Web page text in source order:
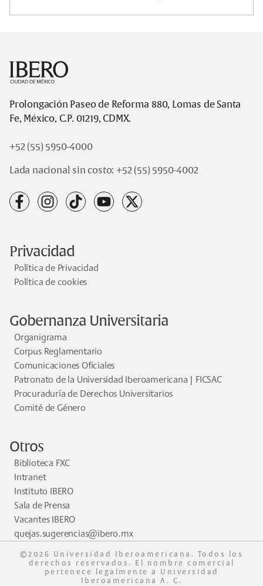
Prolongación Paseo de Reforma 880, Lomas de Santa
Fe, México, C.P. 01219, CDMX.
+52 (55) 5950-4000
Lada nacional sin costo: +52 (55) 5950-4002
facebookinstagram
tiktok youtube
x
Privacidad
Política de Privacidad
Política de cookies
Gobernanza Universitaria
Organigrama
Corpus Reglamentario
Comunicaciones Oficiales
Patronato de la Universidad Iberoamericana | FICSAC
Procuraduría de Derechos Universitarios
Comité de Género
Otros
Biblioteca FXC
Intranet
Instituto IBERO
Sala de Prensa
Vacantes IBERO
quejas.sugerencias@ibero.mx
©2026 Universidad Iberoamericana. Todos los
derechos reservados. El nombre comercial
pertenece legalmente a Universidad
Iberoamericana A. C.